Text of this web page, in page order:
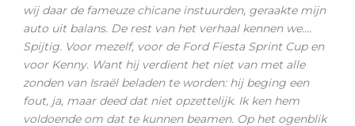
wij daar de fameuze chicane instuurden, geraakte mijn
auto uit balans. De rest van het verhaal kennen we….
Spijtig. Voor mezelf, voor de Ford Fiesta Sprint Cup en
voor Kenny. Want hij verdient het niet van met alle
zonden van Israël beladen te worden: hij beging een
fout, ja, maar deed dat niet opzettelijk. Ik ken hem
voldoende om dat te kunnen beamen. Op het ogenblik